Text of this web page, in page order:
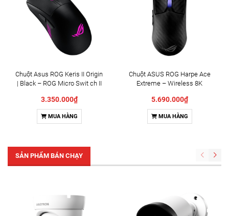
Chuột Asus ROG Keris II Origin
| Black – ROG Micro Swit ch II
3.350.000₫
MUA HÀNG
Chuột ASUS ROG Harpe Ace
Extreme – Wireless 8K
5.690.000₫
MUA HÀNG
SẢN PHẨM BÁN CHẠY